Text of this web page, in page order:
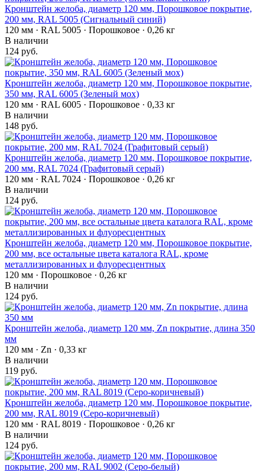
Кронштейн желоба, диаметр 120 мм, Порошковое покрытие,
200 мм, RAL 5005 (Сигнальный синий)
120 мм · RAL 5005 · Порошковое · 0,26 кг
В наличии
124 руб.
Кронштейн желоба, диаметр 120 мм, Порошковое покрытие,
350 мм, RAL 6005 (Зеленый мох)
120 мм · RAL 6005 · Порошковое · 0,33 кг
В наличии
148 руб.
Кронштейн желоба, диаметр 120 мм, Порошковое покрытие,
200 мм, RAL 7024 (Графитовый серый)
120 мм · RAL 7024 · Порошковое · 0,26 кг
В наличии
124 руб.
Кронштейн желоба, диаметр 120 мм, Порошковое покрытие,
200 мм, все остальные цвета каталога RAL, кроме
металлизированных и флуоресцентных
120 мм · Порошковое · 0,26 кг
В наличии
124 руб.
Кронштейн желоба, диаметр 120 мм, Zn покрытие, длина 350
мм
120 мм · Zn · 0,33 кг
В наличии
119 руб.
Кронштейн желоба, диаметр 120 мм, Порошковое покрытие,
200 мм, RAL 8019 (Серо-коричневый)
120 мм · RAL 8019 · Порошковое · 0,26 кг
В наличии
124 руб.